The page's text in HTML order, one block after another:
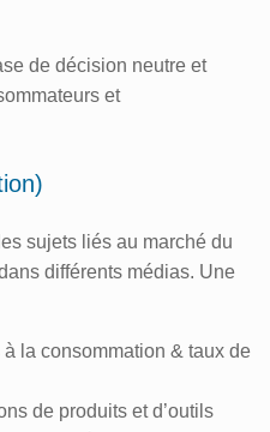
de décision neutre et
et
sujets liés au marché du
différents médias. Une
la consommation & taux de
de produits et d’outils